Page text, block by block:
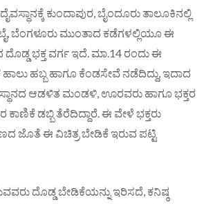
ಕುಂದಾಪುರ, ಬೈಂದೂರು ತಾಲೂಕಿನಲ್ಲಿ
ಬೆಂಗಳೂರು ಮುಂತಾದ ಕಡೆಗಳಲ್ಲಿಯೂ ಈ
ದೊಡ್ಡ ಭಕ್ತ ವರ್ಗ ಇದೆ. ಮಾ.14 ರಂದು ಈ
ಹಾಲು ಹಬ್ಬ ಹಾಗೂ ಕೆಂಡಸೇವೆ ನಡೆದಿದ್ದು, ಇದಾದ
ಆಡಳಿತ ಮಂಡಳಿ, ಊರವರು ಹಾಗೂ ಭಕ್ತರ
ಡಬ್ಬಿ ತೆರೆದಿದ್ದಾರೆ. ಈ ವೇಳೆ ಭಕ್ತರು
ಜೊತೆ ಈ ವಿಚಿತ್ರ ಬೇಡಿಕೆ ಇರುವ ಪಟ್ಟಿ
ದೊಡ್ಡ ಬೇಡಿಕೆಯನ್ನು ಇರಿಸದೆ, ಕನಿಷ್ಠ